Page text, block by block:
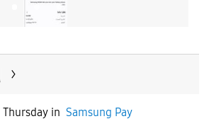
Thursdayin Samsung Pay